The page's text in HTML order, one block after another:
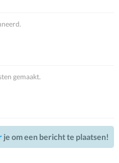
gemaakt.
je om een bericht te plaatsen!